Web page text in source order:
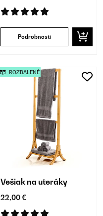
Podrobnosti
Vešiak na uteráky
22,00 €
ROZBALENÉ